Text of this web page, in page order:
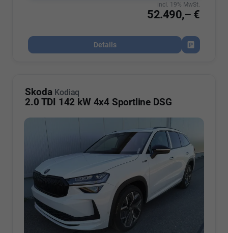
52.490,– €
incl. 19% MwSt.
Details
Fahrzeug
Skoda Kodiaq
2.0 TDI 142 kW 4x4 Sportline DSG